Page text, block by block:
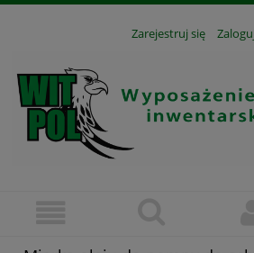
Zarejestruj się